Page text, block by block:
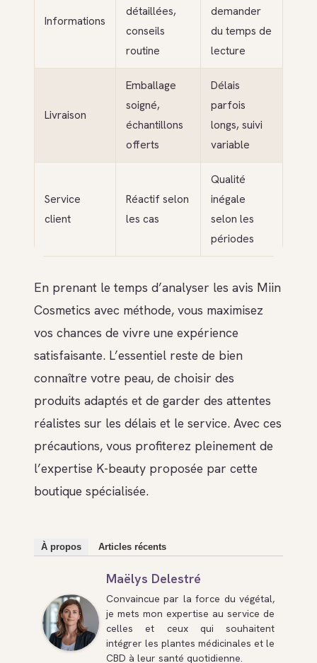
Informations
détaillées,
conseils
routine
demander
du temps de
lecture
Livraison
Emballage
soigné,
échantillons
offerts
Délais
parfois
longs, suivi
variable
Service
client
Réactif selon
les cas
Qualité
inégale
selon les
périodes
En prenant le temps d’analyser les avis Miin
Cosmetics avec méthode, vous maximisez
vos chances de vivre une expérience
satisfaisante. L’essentiel reste de bien
connaître votre peau, de choisir des
produits adaptés et de garder des attentes
réalistes sur les délais et le service. Avec ces
précautions, vous profiterez pleinement de
l’expertise K-beauty proposée par cette
boutique spécialisée.
À propos Articles récents
Maëlys Delestré
Convaincue par la force du végétal,
je mets mon expertise au service de
celles et ceux qui souhaitent
intégrer les plantes médicinales et le
CBD à leur santé quotidienne.